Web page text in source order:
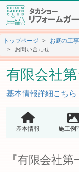
トップページ お庭の工
お問い合わせ
有限会社
基本情報詳細こちら
基本情報 施工例
『有限会社